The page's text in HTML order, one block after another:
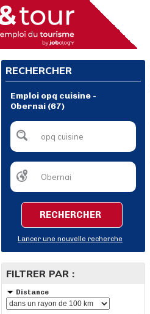
RECHERCHER
Emploi opq cuisine -
Obernai (67)
RECHERCHER
Lancer une nouvelle recherche
FILTRER PAR :
Distance